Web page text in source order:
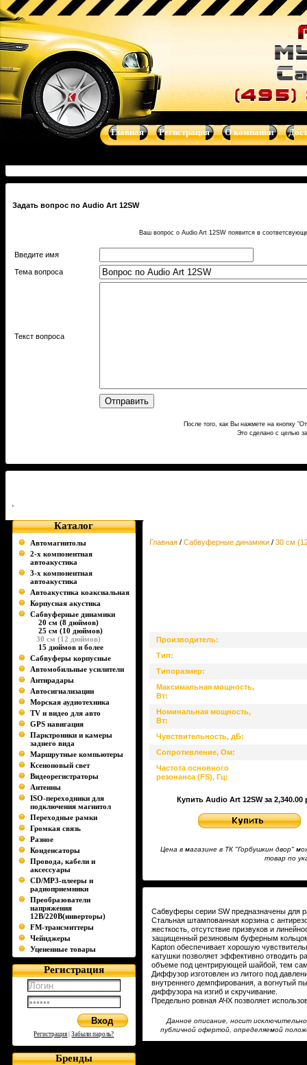
Главная Регистрация О компании
Задать вопрос по Audio Art 12SW
Ваш вопрос о Audio Art 12SW появится в
Введите имя
Тема вопроса
Текст вопроса
После того, как Вы нажмете на кнопку
Это сделано с целью
Каталог
Автомагнитолы
2-х компонентная
автоакустика
3-х компонентная
автоакустика
Автоакустика коаксиальная
Корпусная акустика
Сабвуферные динамики
20 см (8 дюймов)
25 см (10 дюймов)
30 см (12 дюймов)
15 дюймов и более
Сабвуферы корпусные
Автомобильные усилители
Антирадары
Автосигнализации
Морская аудиотехника
TV и видео для авто
GPS навигация
Парктроники и камеры
заднего вида
Маршрутные компьютеры
Ксеноновый свет
Видеорегистраторы
Антенны
ISO-переходники для
подключения магнитол
Переходные рамки
Громкая связь
Разное
Конденсаторы
Провода, кабели и
аксессуары
CD/MP3-плееры и
радиоприемники
Преобразователи
напряжения
12В/220В(инверторы)
FM-трансмиттеры
Чейнджеры
Уцененные товары
Регистрация
Регистрация |Забыли пароль?
Бренды
Главная / Сабвуферные динамики / 30 см
Производитель:
Тип:
Типоразмер:
Максимальная мощность,
Вт:
Номинальная мощность,
Вт:
Чувствительность, дБ:
Сопротивление, Ом:
Частота основного
резонанса (FS), Гц:
Купить Audio Art 12SW за 2,340.00
Цена в магазине в ТК "Горбушкин двор"
товар по
Сабвуферы серии SW предназначены для
Стальная штампованная корзина с
жесткость, отсутствие призвуков и
защищенный резиновым буферным кольцом
Kapton обеспечивает хорошую
катушки позволяет эффективно отводить
объеме под центрирующей шайбой, тем
Диффузор изготовлен из литого под
внутреннего демпфирования, а вогнутый
диффузора на изгиб и скручивание.
Предельно ровная АЧХ позволяет
Данное описание, носит
публичной офертой, определяемой